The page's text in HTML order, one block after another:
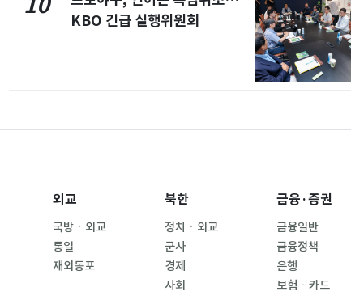
KBO 긴급 실행위원회
외교
국방ㆍ외교
통일
재외동포
북한
정치ㆍ외교
군사
경제
사회
금융·증권
금융일반
금융정책
은행
보험ㆍ카드